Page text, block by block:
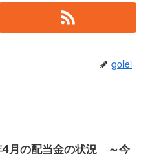
golei
4月の配当金の状況 ～今